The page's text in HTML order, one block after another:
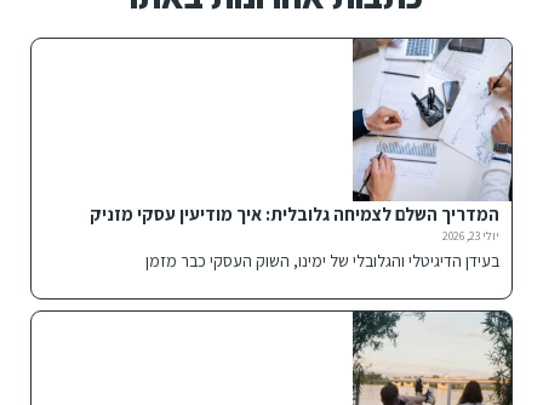
המדריך השלם לצמיחה גלובלית: איך מודיעין עסקי מזניק
חברות להצלחה בינלאומית
יולי 23, 2026
בעידן הדיגיטלי והגלובלי של ימינו, השוק העסקי כבר מזמן